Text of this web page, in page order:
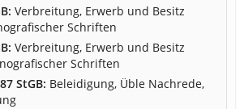
Verbreitung, Erwerb und Besitz
Schriften
Verbreitung, Erwerb und Besitz
Schriften
StGB: Beleidigung, Üble Nachrede,